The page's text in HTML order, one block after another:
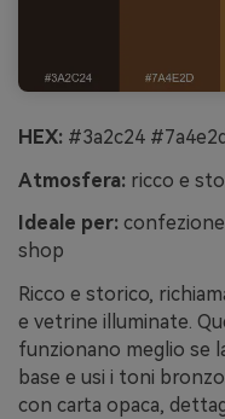
HEX: #3a2c24
Atmosfera: ricco e
Ideale per:
shop
Ricco e storico,
e vetrine illuminate.
funzionano meglio se
base e usi i toni
con carta opaca,